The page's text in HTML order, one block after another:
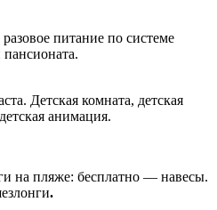
питание по системе
Детская комната, детская
анимация.
на пляже: бесплатно — навесы.
.